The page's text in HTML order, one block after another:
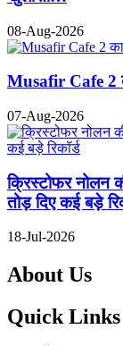
08-Aug-2026
Musafir Cafe 2
07-Aug-2026
क्रिस्टोफर नोलन
तोड़ दिए कई बड़े
18-Jul-2026
About Us
Quick Links